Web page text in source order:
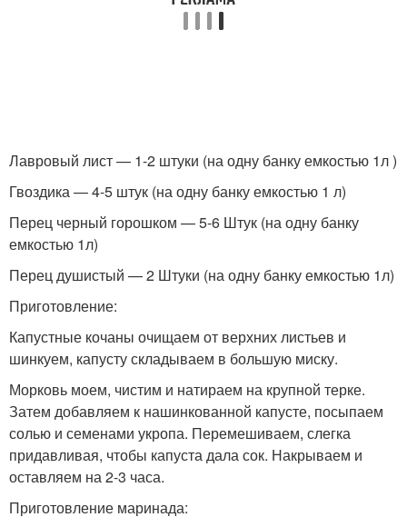
Лавровый лист — 1-2 штуки (на одну банку емкостью 1л )
Гвоздика — 4-5 штук (на одну банку емкостью 1 л)
Перец черный горошком — 5-6 Штук (на одну банку
емкостью 1л)
Перец душистый — 2 Штуки (на одну банку емкостью 1л)
Приготовление:
Капустные кочаны очищаем от верхних листьев и
шинкуем, капусту складываем в большую миску.
Морковь моем, чистим и натираем на крупной терке.
Затем добавляем к нашинкованной капусте, посыпаем
солью и семенами укропа. Перемешиваем, слегка
придавливая, чтобы капуста дала сок. Накрываем и
оставляем на 2-3 часа.
Приготовление маринада: